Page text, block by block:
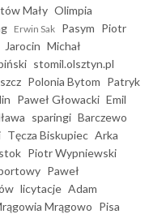
Mały Olimpia
Erwin Sak Pasym Piotr
Jarocin Michał
stomil.olsztyn.pl
Polonia Bytom Patryk
Paweł Głowacki Emil
sparingi Barczewo
Tęcza Biskupiec Arka
Piotr Wypniewski
Paweł
licytacje Adam
Mrągowo Pisa